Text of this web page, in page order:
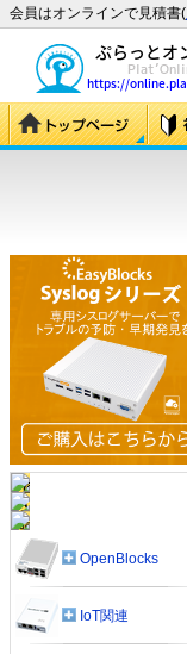
会員はオンラインで見積書(
OpenBlocks
IoT関連